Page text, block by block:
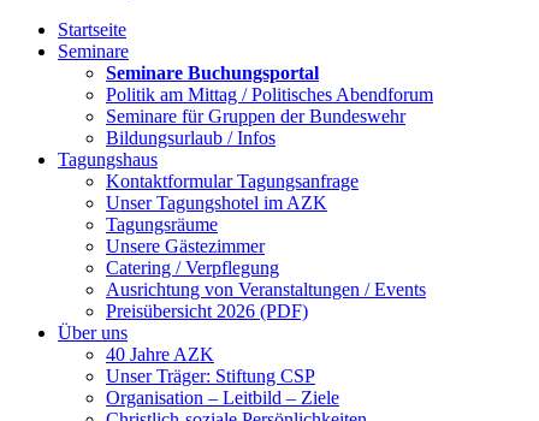
Startseite
Seminare
Seminare Buchungsportal
Politik am Mittag / Politisches Abendforum
Seminare für Gruppen der Bundeswehr
Bildungsurlaub / Infos
Tagungshaus
Kontaktformular Tagungsanfrage
Unser Tagungshotel im AZK
Tagungsräume
Unsere Gästezimmer
Catering / Verpflegung
Ausrichtung von Veranstaltungen / Events
Preisübersicht 2026 (PDF)
Über uns
40 Jahre AZK
Unser Träger: Stiftung CSP
Organisation – Leitbild – Ziele